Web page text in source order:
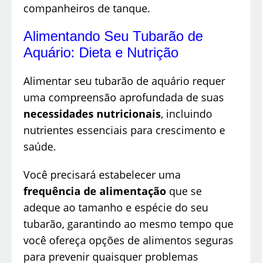
companheiros de tanque.
Alimentando Seu Tubarão de
Aquário: Dieta e Nutrição
Alimentar seu tubarão de aquário requer
uma compreensão aprofundada de suas
necessidades nutricionais, incluindo
nutrientes essenciais para crescimento e
saúde.
Você precisará estabelecer uma
frequência de alimentação que se
adeque ao tamanho e espécie do seu
tubarão, garantindo ao mesmo tempo que
você ofereça opções de alimentos seguras
para prevenir quaisquer problemas